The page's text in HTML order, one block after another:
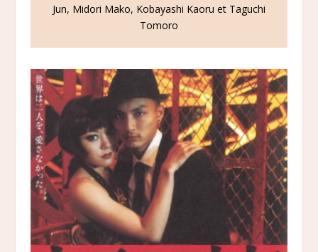
Jun, Midori Mako, Kobayashi Kaoru et Taguchi
Tomoro